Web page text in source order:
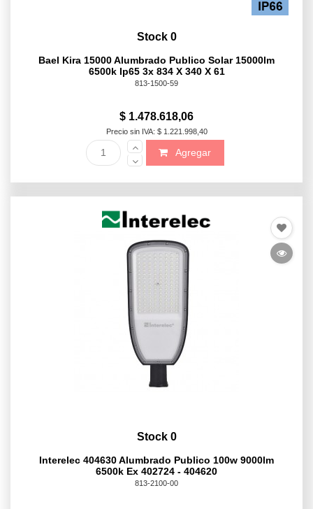
Stock 0
Bael Kira 15000 Alumbrado Publico Solar 15000lm
6500k Ip65 3x 834 X 340 X 61
813-1500-59
$ 1.478.618,06
Precio sin IVA: $ 1.221.998,40
Agregar
Stock 0
Interelec 404630 Alumbrado Publico 100w 9000lm
6500k Ex 402724 - 404620
813-2100-00